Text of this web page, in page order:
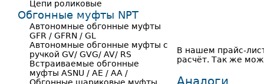
В нашем прайс-
расчёт. Так же
Аналоги
Цепи роликовые
Обгонные муфты NPT
Автономные обгонные муфты
GFR / GFRN / GL
Автономные обгонные муфты с
ручкой GV/ GVG/ AV/ RS
Встраиваемые обгонные
муфты ASNU / AE / AA /